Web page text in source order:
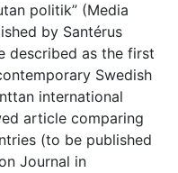
politik” (Media
by Santérus
described as the first
Swedish
international
article comparing
(to be published
Journal in